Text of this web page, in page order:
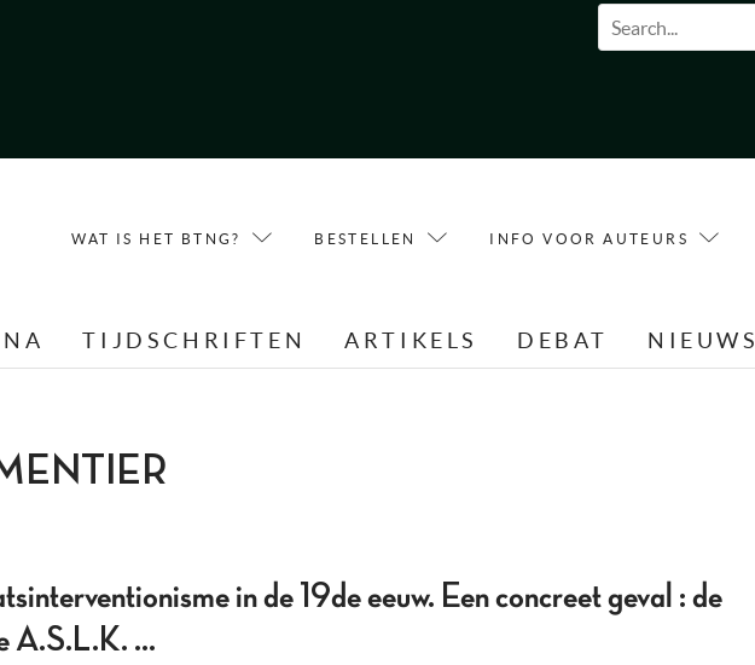
Zoekveld
WAT IS HET BTNG? BESTELLEN INFO VOOR AUTEURS
TIJDSCHRIFTEN ARTIKELS DEBAT NIEUWS
in de 19de eeuw. Een concreet geval : de
A.S.L.K. ...